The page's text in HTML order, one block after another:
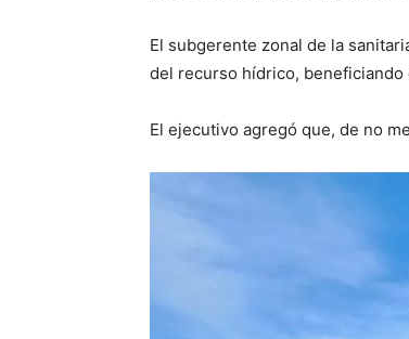
El subgerente zonal de la
del recurso hídrico, beneficiando
El ejecutivo agregó que, de no